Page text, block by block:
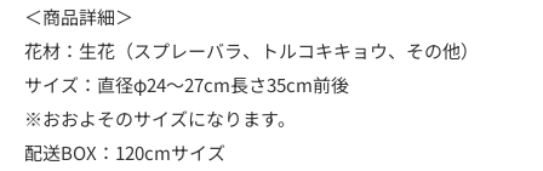
＜商品詳細＞
花材：生花（スプレーバラ、トルコキキョウ、その他）
サイズ：直径φ24～27cm長さ35cm前後
※おおよそのサイズになります。
配送BOX：120cmサイズ